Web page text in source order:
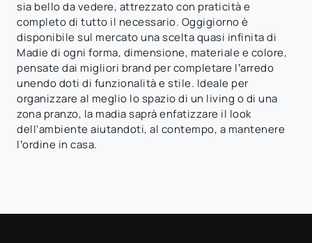
sia bello da vedere, attrezzato con praticità e
completo di tutto il necessario. Oggigiorno è
disponibile sul mercato una scelta quasi infinita di
Madie di ogni forma, dimensione, materiale e colore,
pensate dai migliori brand per completare l’arredo
unendo doti di funzionalità e stile. Ideale per
organizzare al meglio lo spazio di un living o di una
zona pranzo, la madia saprà enfatizzare il look
dell'ambiente aiutandoti, al contempo, a mantenere
l’ordine in casa.